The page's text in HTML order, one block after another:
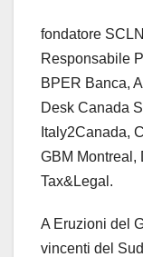
fondatore
Responsabile
BPER Banca,
Desk Canada
Italy2Canada,
GBM Montreal,
Tax&Legal.
A Eruzioni del
vincenti del